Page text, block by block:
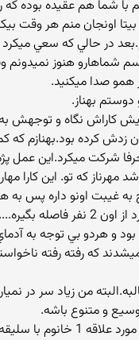
با شما هم عقيده بوده كه
8 سالم بيتا اونجان منم هر
در حالي كه سعي ميكرد
همو صدا ميكنيد.
بهناز.
كاراش نگاه و توجهش
زدش كرده بود.بهنازم
شركت ميكرد.اين عمل
مهرناز كه تو. اين
به غيبت اونو داره پس به
شوهرش سعي كرد از اون 2
بود و هردو بي توجه به
كه رفته رفته
من زياد سر در
و متنوع باشه.
- تشكر.همين كه مورد